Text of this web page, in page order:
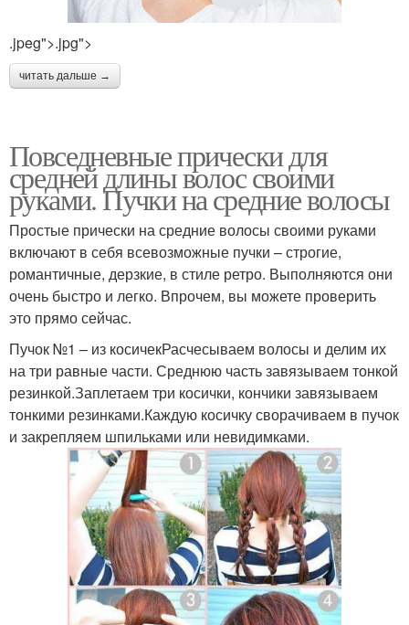
.jpeg">.jpg">
читать дальше →
Повседневные прически для
средней длины волос своими
руками. Пучки на средние волосы
Простые прически на средние волосы своими руками
включают в себя всевозможные пучки – строгие,
романтичные, дерзкие, в стиле ретро. Выполняются они
очень быстро и легко. Впрочем, вы можете проверить
это прямо сейчас.
Пучок №1 – из косичекРасчесываем волосы и делим их
на три равные части. Среднюю часть завязываем тонкой
резинкой.Заплетаем три косички, кончики завязываем
тонкими резинками.Каждую косичку сворачиваем в пучок
и закрепляем шпильками или невидимками.